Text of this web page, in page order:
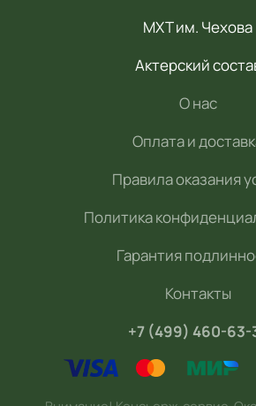
МХТ им. Чехова
Актерский
О нас
Оплата и
Правила оказания
Политика
Гарантия
Контакты
+7 (499) 460-63-